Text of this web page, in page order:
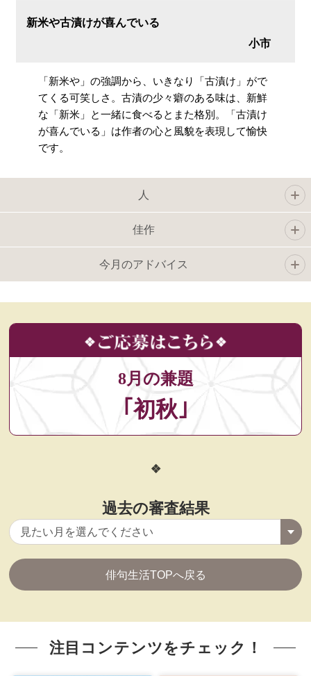
新米や古漬けが喜んでいる
小市
「新米や」の強調から、いきなり「古漬け」がで
てくる可笑しさ。古漬の少々癖のある味は、新鮮
な「新米」と一緒に食べるとまた格別。「古漬け
が喜んでいる」は作者の心と風貌を表現して愉快
です。
人
佳作
今月のアドバイス
8月の兼題
｢初秋｣
過去の審査結果
俳句生活TOPへ戻る
注目コンテンツをチェック！